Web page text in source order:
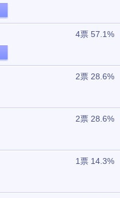
4票 57.1%
2票 28.6%
2票 28.6%
1票 14.3%